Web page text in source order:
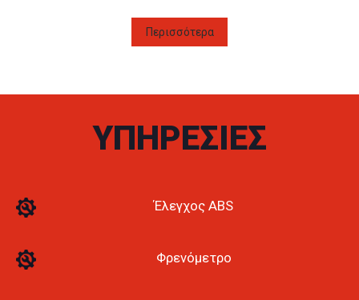
Περισσότερα
ΥΠΗΡΕΣΙΕΣ
Έλεγχος ABS
Φρενόμετρο